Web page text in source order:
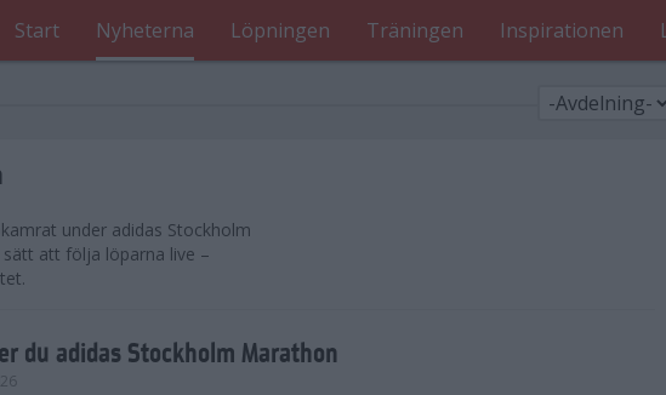
Start Nyheterna Löpningen Träningen Inspirationen
under adidas Stockholm
att följa löparna live –
du adidas Stockholm Marathon